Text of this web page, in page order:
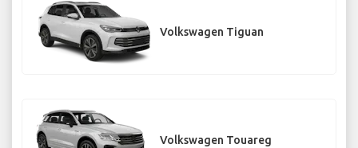
Volkswagen Tiguan
Volkswagen Touareg